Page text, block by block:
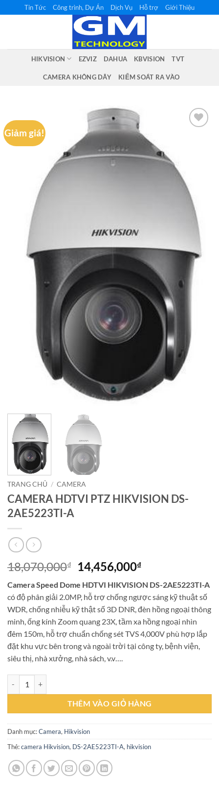
qua
Tin Tức Công trình, Dự Án Dịch Vụ Hỗ trợ Giới Thiệu
HIKVISION EZVIZ DAHUA KBVISION TVT
CAMERA KHÔNG DÂY KIỂM SOÁT RA VÀO
Giảm giá!
TRANG CHỦ / CAMERA
CAMERA HDTVI PTZ HIKVISION DS-
2AE5223TI-A
18,070,000₫
Giá
gốc
là:
18,070,000₫.
14,456,000₫Giá
tại
là:
14,456,000₫.
Camera Speed Dome HDTVI HIKVISION DS-2AE5223TI-A
có độ phân giải 2.0MP, hỗ trợ chống ngược sáng kỹ thuật số
WDR, chống nhiễu kỹ thật số 3D DNR, đèn hồng ngoại thông
minh, ống kính Zoom quang 23X, tầm xa hồng ngoại nhìn
đêm 150m, hỗ trợ chuẩn chống sét TVS 4,000V phù hợp lắp
đặt khu vực bên trong và ngoài trời tại công ty, bệnh viện,
siêu thị, nhà xưởng, nhà sách, v.v….
THÊM VÀO GIỎ HÀNG
Danh mục:Camera, Hikvision
Thẻ:camera Hikvision, DS-2AE5223TI-A, hikvision